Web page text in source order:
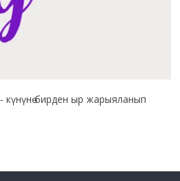
- күнүнө бирден ыр жарыяланып